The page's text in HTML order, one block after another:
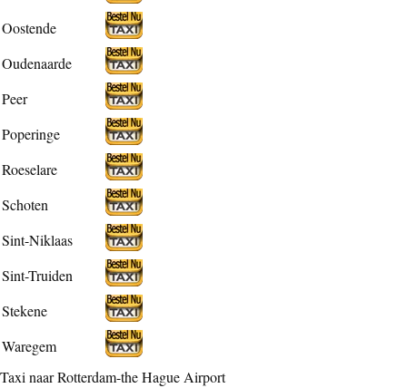
Oostende
Oudenaarde
Peer
Poperinge
Roeselare
Schoten
Sint-Niklaas
Sint-Truiden
Stekene
Waregem
Taxi naar Rotterdam-the Hague Airport